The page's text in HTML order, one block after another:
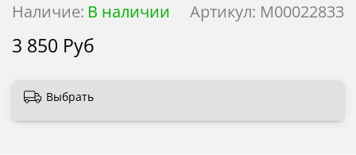
Артикул: М00022833
Наличие: В наличии
3 850 Руб
Выбрать